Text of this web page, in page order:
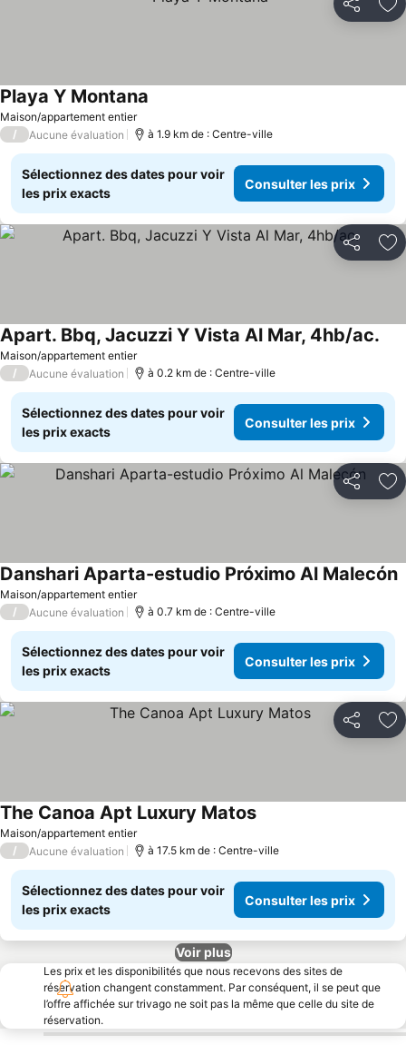
Partager
Maison/appartement entier
Playa Y Montana
/ Aucune évaluation à 1.9 km de : Centre-ville
Sélectionnez des dates pour voir
les prix exacts
Consulter les prix
Partager
Maison/appartement entier
Apart. Bbq, Jacuzzi Y Vista Al Mar, 4hb/ac.
/ Aucune évaluation à 0.2 km de : Centre-ville
Sélectionnez des dates pour voir
les prix exacts
Consulter les prix
Partager
Maison/appartement entier
Danshari Aparta-estudio Próximo Al Malecón
/ Aucune évaluation à 0.7 km de : Centre-ville
Sélectionnez des dates pour voir
les prix exacts
Consulter les prix
Partager
Maison/appartement entier
The Canoa Apt Luxury Matos
/ Aucune évaluation à 17.5 km de : Centre-ville
Sélectionnez des dates pour voir
les prix exacts
Consulter les prix
Voir plus
Les prix et les disponibilités que nous recevons des sites de
réservation changent constamment. Par conséquent, il se peut que
l’offre affichée sur trivago ne soit pas la même que celle du site de
réservation.